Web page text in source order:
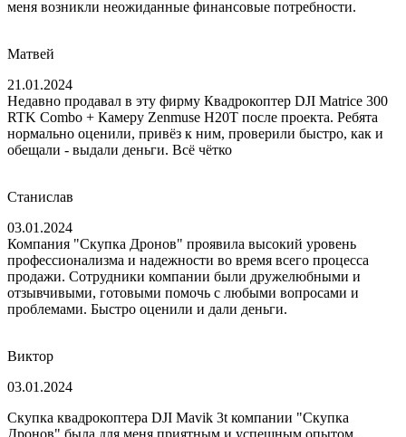
меня возникли неожиданные финансовые потребности.
Матвей
21.01.2024
Недавно продавал в эту фирму Квадрокоптер DJI Matrice 300
RTK Combo + Камеру Zenmuse H20T после проекта. Ребята
нормально оценили, привёз к ним, проверили быстро, как и
обещали - выдали деньги. Всё чётко
Станислав
03.01.2024
Компания "Скупка Дронов" проявила высокий уровень
профессионализма и надежности во время всего процесса
продажи. Сотрудники компании были дружелюбными и
отзывчивыми, готовыми помочь с любыми вопросами и
проблемами. Быстро оценили и дали деньги.
Виктор
03.01.2024
Скупка квадрокоптера DJI Mavik 3t компании "Скупка
Дронов" была для меня приятным и успешным опытом.